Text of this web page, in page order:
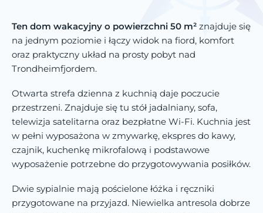
Ten dom wakacyjny o powierzchni 50 m² znajduje się
na jednym poziomie i łączy widok na fiord, komfort
oraz praktyczny układ na prosty pobyt nad
Trondheimfjordem.
Otwarta strefa dzienna z kuchnią daje poczucie
przestrzeni. Znajduje się tu stół jadalniany, sofa,
telewizja satelitarna oraz bezpłatne Wi-Fi. Kuchnia jest
w pełni wyposażona w zmywarkę, ekspres do kawy,
czajnik, kuchenkę mikrofalową i podstawowe
wyposażenie potrzebne do przygotowywania posiłków.
Dwie sypialnie mają pościelone łóżka i ręczniki
przygotowane na przyjazd. Niewielka antresola dobrze